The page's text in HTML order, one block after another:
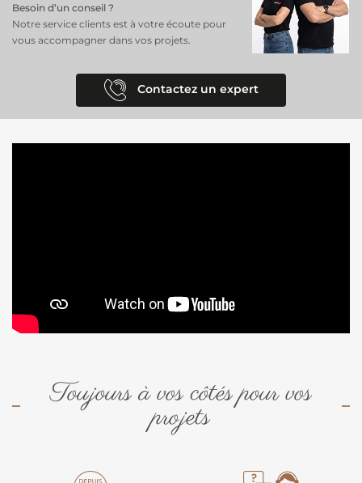
Besoin d’un conseil ?
Notre service clients est à votre écoute pour
vous accompagner dans vos projets.
Contactez un expert
Toujours à vos côtés pour vos
projets